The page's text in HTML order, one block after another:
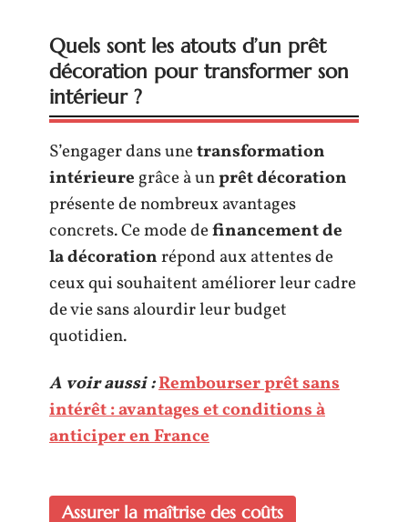
Quels sont les atouts d’un prêt
décoration pour transformer son
intérieur ?
S’engager dans unetransformation
intérieure grâce à unprêt décoration
présente de nombreux avantages
concrets. Ce mode definancement de
la décorationrépond aux attentes de
ceux qui souhaitent améliorer leur cadre
de vie sans alourdir leur budget
quotidien.
A voir aussi :Rembourser prêt sans
intérêt : avantages et conditions à
anticiper en France
Assurer la maîtrise des coûts